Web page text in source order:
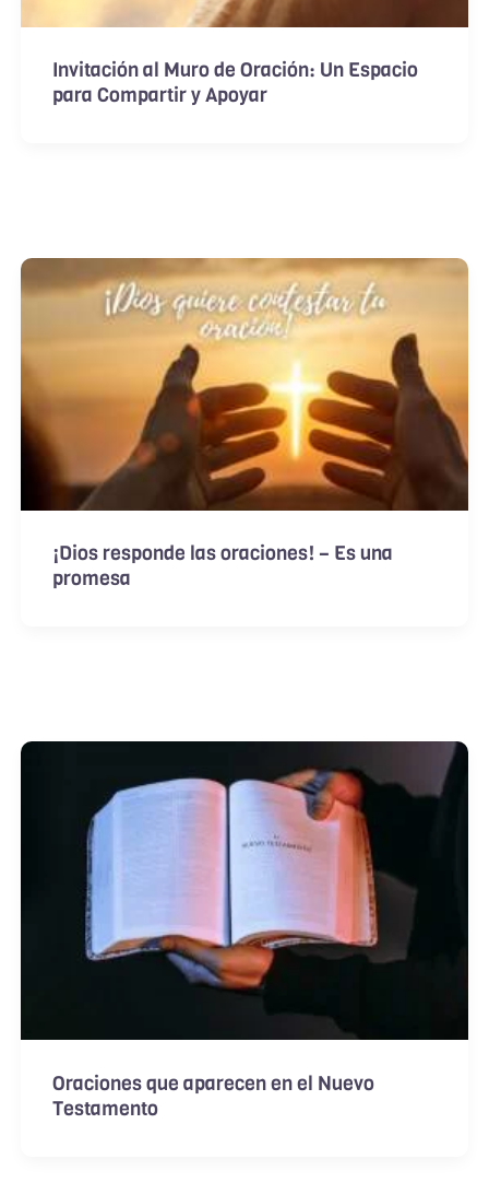
Invitación al Muro de Oración: Un Espacio
para Compartir y Apoyar
¡Dios responde las oraciones! – Es una
promesa
Oraciones que aparecen en el Nuevo
Testamento